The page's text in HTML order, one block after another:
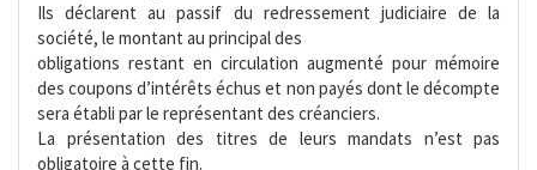
Ils déclarent au passif du redressement judiciaire de la
société, le montant au principal des
obligations restant en circulation augmenté pour mémoire
des coupons d’intérêts échus et non payés dont le décompte
sera établi par le représentant des créanciers.
La présentation des titres de leurs mandats n’est pas
obligatoire à cette fin.